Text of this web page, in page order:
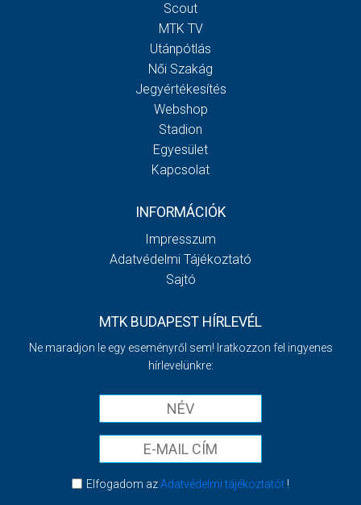
Scout
MTK TV
Utánpótlás
Női Szakág
Jegyértékesítés
Webshop
Stadion
Egyesület
Kapcsolat
INFORMÁCIÓK
Impresszum
Adatvédelmi Tájékoztató
Sajtó
MTK BUDAPEST HÍRLEVÉL
Ne maradjon le egy eseményről sem! Iratkozzon fel ingyenes
hírlevelünkre:
Elfogadom azAdatvédelmi tájékoztatót!